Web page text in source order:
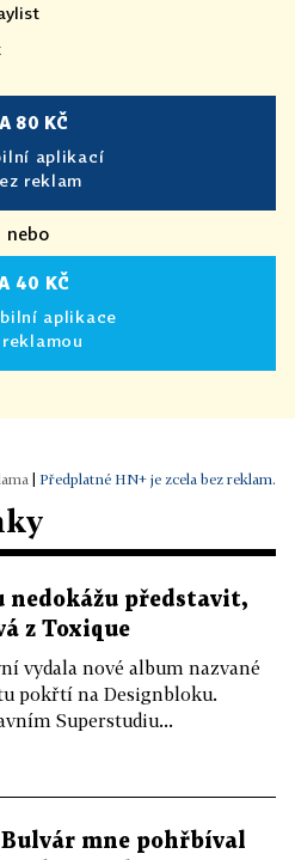
80 KČ
aplikací
reklam
nebo
40 KČ
aplikace
Předplatné HN+ je zcela bez reklam.
nedokážu představit,
z Toxique
vydala nové album nazvané
pokřtí na Designbloku.
Superstudiu...
mne pohřbíval